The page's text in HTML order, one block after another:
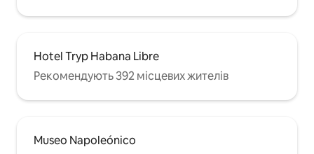
Hotel Tryp Habana Libre
Рекомендують 392 місцевих жителів
Museo Napoleónico